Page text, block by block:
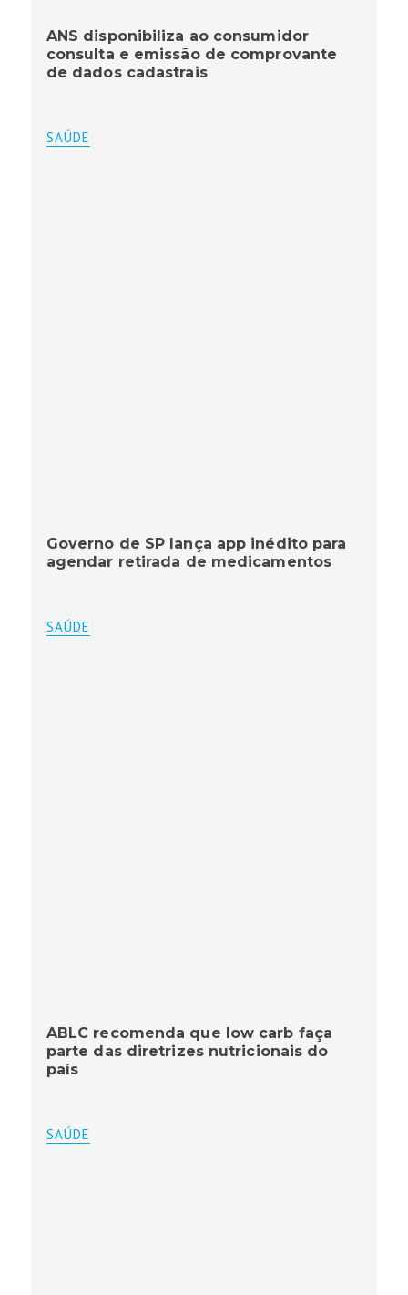
ANS disponibiliza ao consumidor
consulta e emissão de comprovante
de dados cadastrais
SAÚDE
Governo de SP lança app inédito para
agendar retirada de medicamentos
SAÚDE
ABLC recomenda que low carb faça
parte das diretrizes nutricionais do
país
SAÚDE